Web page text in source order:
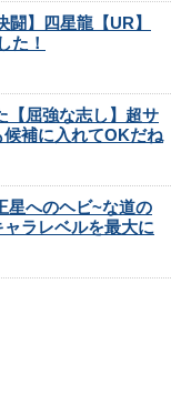
闘】四星龍【UR】
た！
【屈強な志し】超サ
補に入れてOKだね
星へのヘビ~な道の
ラレベルを最大に